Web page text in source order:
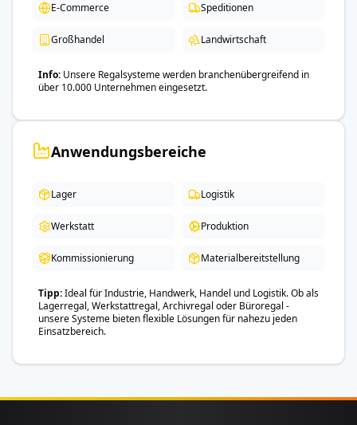
E-Commerce Speditionen
Großhandel Landwirtschaft
Info Unsere Regalsysteme werden branchenübergreifend in
über 10.000 Unternehmen eingesetzt.
Anwendungsbereiche
Lager Logistik
Werkstatt Produktion
Kommissionierung Materialbereitstellung
Tipp Ideal für Industrie, Handwerk, Handel und Logistik. Ob als
Lagerregal, Werkstattregal, Archivregal oder Büroregal -
unsere Systeme bieten flexible Lösungen für nahezu jeden
Einsatzbereich.